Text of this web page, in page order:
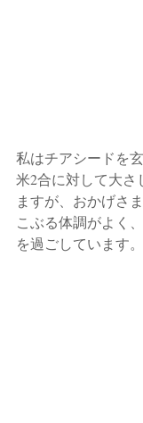
私はチアシードを
米2合に対して大さ
ますが、おかげさ
こぶる体調がよく
を過ごしています。